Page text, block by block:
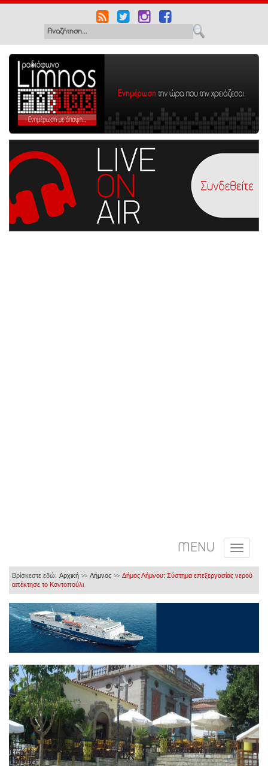
MENU
Βρίσκεστε εδώ: Αρχική >> Λήμνος >> Δήμος Λήμνου: Σύστημα επεξεργασίας νερού
απέκτησε το Κοντοπούλι